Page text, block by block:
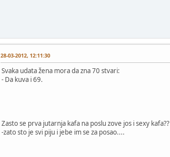
28-03-2012, 12:11:30
Svaka udata žena mora da zna 70 stvari:
- Da kuva i 69.
Zasto se prva jutarnja kafa na poslu zove jos i sexy kafa??
-zato sto je svi piju i jebe im se za posao....